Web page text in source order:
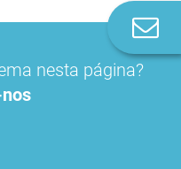
nesta página?